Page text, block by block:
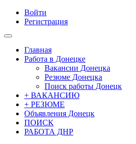
Войти
Регистрация
Главная
Работа в Донецке
Вакансии Донецка
Резюме Донецка
Поиск работы Донецк
+ ВАКАНСИЮ
+ РЕЗЮМЕ
Объявления Донецк
ПОИСК
РАБОТА ДНР